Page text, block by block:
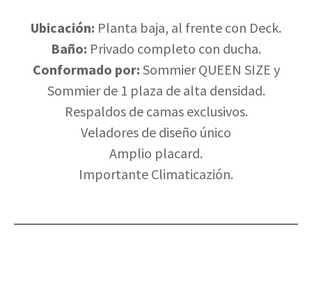
Ubicación: Planta baja, al frente con Deck.
Baño: Privado completo con ducha.
Conformado por: Sommier QUEEN SIZE y
Sommier de 1 plaza de alta densidad.
Respaldos de camas exclusivos.
Veladores de diseño único
Amplio placard.
Importante Climaticazión.